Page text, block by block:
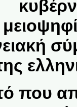
που